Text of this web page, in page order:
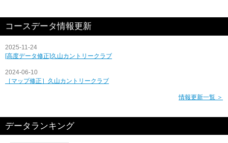
コースデータ情報更新
2025-11-24
[高度データ修正]久山カントリークラブ
2024-06-10
［マップ修正］久山カントリークラブ
情報更新一覧 ＞
データランキング